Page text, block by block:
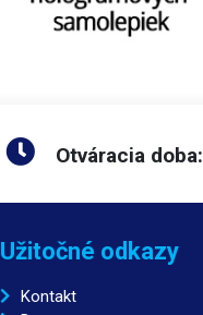
Otváracia doba:
Užitočné odkazy
Kontakt